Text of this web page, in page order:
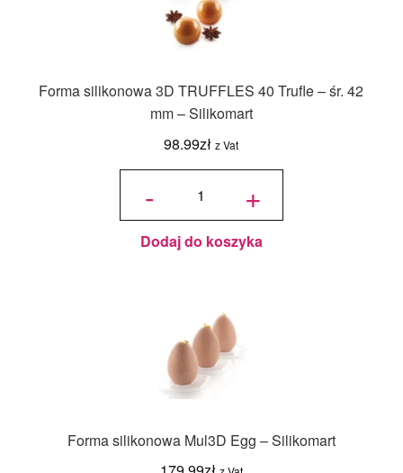
Forma silikonowa 3D TRUFFLES 40 Trufle – śr. 42
mm – Silikomart
98.99zł z Vat
-
ilość Forma
TRUFFLES
40 Trufle -
śr. 42 mm -
Silikomart +
Dodaj do koszyka
Forma silikonowa Mul3D Egg – Silikomart